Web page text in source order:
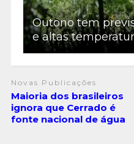
Outono tem
e altas
Novas Publicações
Maioria dos brasileiros
ignora que Cerrado é
fonte nacional de água